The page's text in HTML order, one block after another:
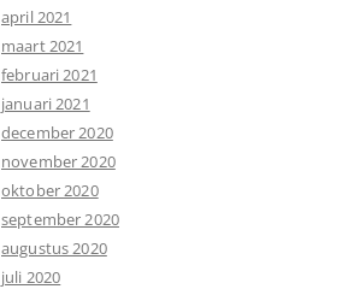
april 2021
maart 2021
februari 2021
januari 2021
december 2020
november 2020
oktober 2020
september 2020
augustus 2020
juli 2020